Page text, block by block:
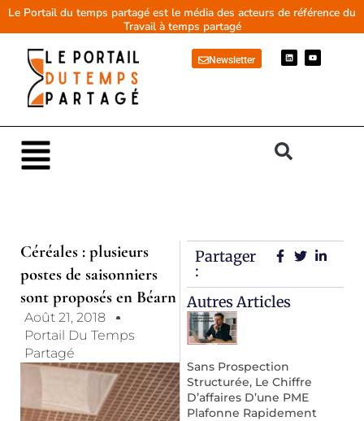
AllerLe Portail du temps partagé est le média des acteurs de référence du
Travail à temps partagé
Newsletter
L
i
n
Y
o
u
Main
Menu
Céréales : plusieurs
postes de saisonniers
sont proposés en Béarn
Août 21, 2018
Portail Du Temps
Partagé
Partager
:
Autres Articles
Sans Prospection
Structurée, Le Chiffre
D’affaires D’une PME
Plafonne Rapidement